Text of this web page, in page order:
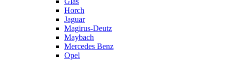
Horch
Jaguar
Magirus-Deutz
Maybach
Mercedes Benz
Opel